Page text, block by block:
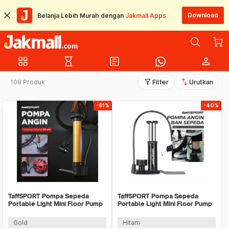
Belanja Lebih Murah dengan Jakmall Apps Download
grid_view hourglass_empty article person
108 Produk filter_alt Filter swap_vert Urutkan
-61%
TaffSPORT Pompa Sepeda
Portable Light Mini Floor Pump
Gold
-40%
TaffSPORT Pompa Sepeda
Portable Light Mini Floor Pump
Hitam